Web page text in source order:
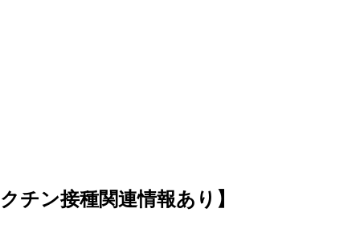
チン接種関連情報あり】